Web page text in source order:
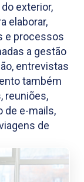
exterior,
elaborar,
e processos
a gestão
entrevistas
também
reuniões,
de e-mails,
de